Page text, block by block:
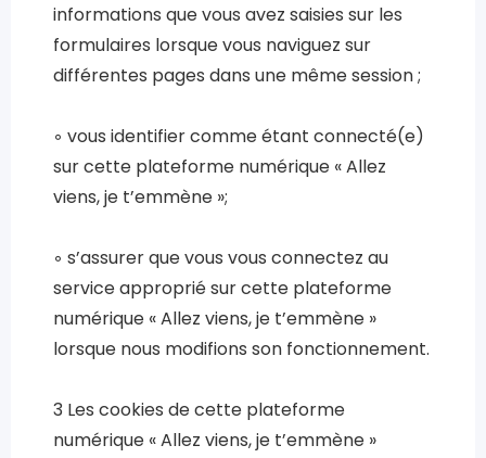
informations que vous avez saisies sur les
formulaires lorsque vous naviguez sur
différentes pages dans une même session ;
◦ vous identifier comme étant connecté(e)
sur cette plateforme numérique « Allez
viens, je t’emmène »;
◦ s’assurer que vous vous connectez au
service approprié sur cette plateforme
numérique « Allez viens, je t’emmène »
lorsque nous modifions son fonctionnement.
3 Les cookies de cette plateforme
numérique « Allez viens, je t’emmène »